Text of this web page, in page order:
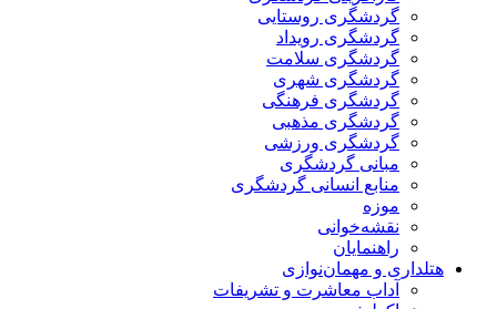
گردشگری روستایی
گردشگری رویداد
گردشگری سلامت
گردشگری شهری
گردشگری فرهنگی
گردشگری مذهبی
گردشگری ورزشی
مبانی گردشگری
منابع انسانی گردشگری
موزه
نقشه‌خوانی
راهنمایان
هتلداری و مهمان‌نوازی
آداب معاشرت و تشریفات